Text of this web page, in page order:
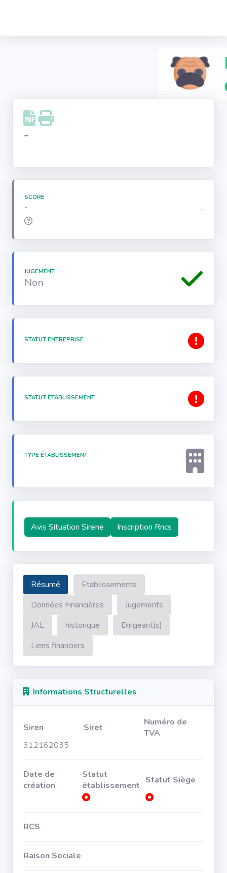
Facebook
Instagram
-
SCORE
- -
JUGEMENT
Non
STATUT ENTREPRISE
STATUT ÉTABLISSEMENT
TYPE ÉTABLISSEMENT
Avis Situation Sirene Inscription Rncs
Résumé
Etablissements
Données Financières
Jugements
JAL
historique
Dirigeant(s)
Liens financiers
Informations Structurelles
Siren Siret
Numéro de
TVA
312162035
Date de
création
Statut
établissement Statut Siège
RCS
Raison Sociale